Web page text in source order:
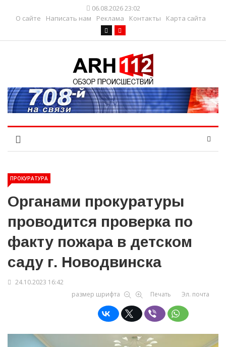
06.08.2026 23:02
О сайте
Написать нам Реклама Контакты Карта сайта
ПРОКУРАТУРА
Органами прокуратуры
проводится проверка по
факту пожара в детском
саду г. Новодвинска
24.10.2023 16:42
размер шрифта
Печать Эл. почта